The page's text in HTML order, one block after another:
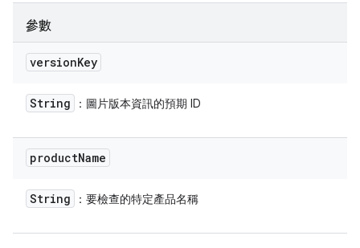
參數
versionKey
String ：圖片版本資訊的預期 ID
productName
String ：要檢查的特定產品名稱